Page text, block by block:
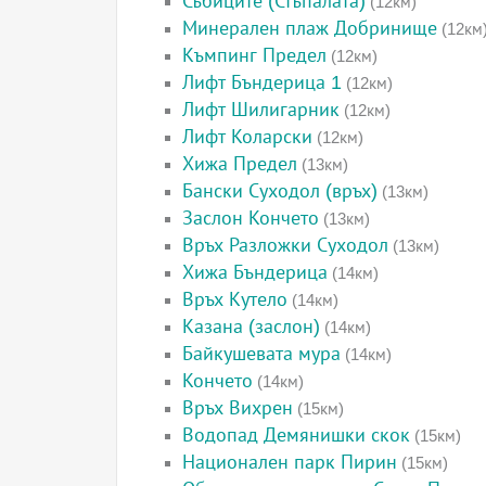
Минерален плаж Добринище
Къмпинг Предел (12км)
Лифт Бъндерица 1 (12км)
Лифт Шилигарник (12км)
Лифт Коларски (12км)
Хижа Предел (13км)
Бански Суходол (връх) (13км)
Заслон Кончето (13км)
Връх Разложки Суходол (13км)
Хижа Бъндерица (14км)
Връх Кутело (14км)
Казана (заслон) (14км)
Байкушевата мура (14км)
Кончето (14км)
Връх Вихрен (15км)
Водопад Демянишки скок (15км)
Национален парк Пирин (15км)